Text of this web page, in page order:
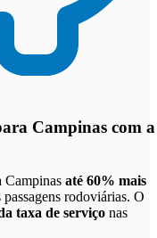
Campinas com a
Campinas até 60% mais
rodoviárias. O
taxa de serviço nas